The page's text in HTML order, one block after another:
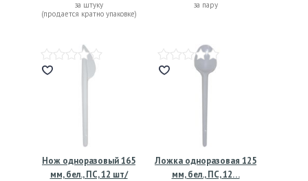
за штуку
(продается кратно упаковке)
за пару
Нож одноразовый 165
мм, бел., ПС, 12 шт/
Ложка одноразовая 125
мм, бел., ПС, 12…